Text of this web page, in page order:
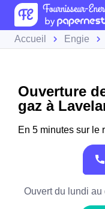
Accueil Engie